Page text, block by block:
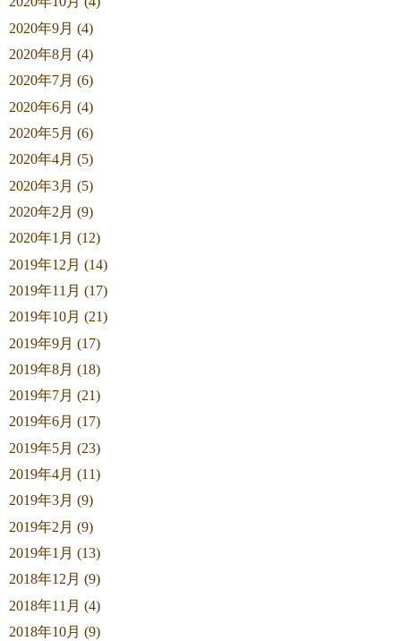
2020年9月 (4)
2020年8月 (4)
2020年7月 (6)
2020年6月 (4)
2020年5月 (6)
2020年4月 (5)
2020年3月 (5)
2020年2月 (9)
2020年1月 (12)
2019年12月 (14)
2019年11月 (17)
2019年10月 (21)
2019年9月 (17)
2019年8月 (18)
2019年7月 (21)
2019年6月 (17)
2019年5月 (23)
2019年4月 (11)
2019年3月 (9)
2019年2月 (9)
2019年1月 (13)
2018年12月 (9)
2018年11月 (4)
2018年10月 (9)